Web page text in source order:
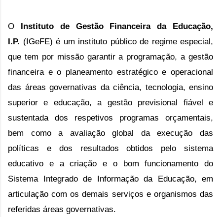
O Instituto de Gestão Financeira da Educação,
I.P. (IGeFE) é um instituto público de regime especial,
que tem por missão garantir a programação, a gestão
financeira e o planeamento estratégico e operacional
das áreas governativas da ciência, tecnologia, ensino
superior e educação, a gestão previsional fiável e
sustentada dos respetivos programas orçamentais,
bem como a avaliação global da execução das
políticas e dos resultados obtidos pelo sistema
educativo e a criação e o bom funcionamento do
Sistema Integrado de Informação da Educação, em
articulação com os demais serviços e organismos das
referidas áreas governativas.